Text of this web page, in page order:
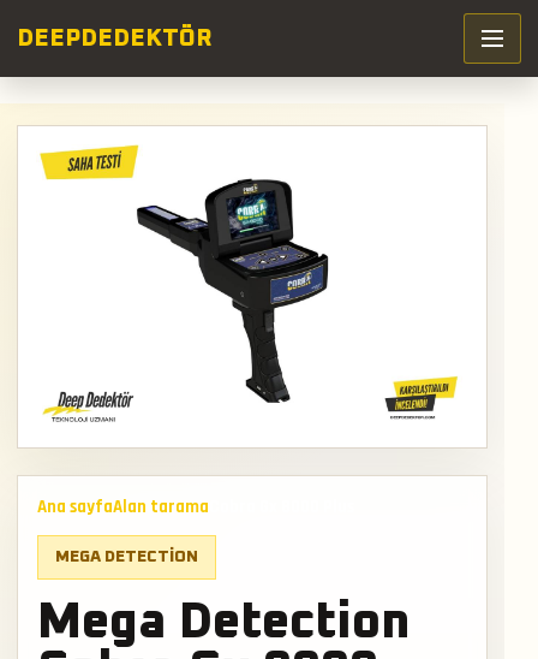
DEEP DEDEKTÖR
Ana sayfaAlan tarama
MEGA DETECTION
Mega Detection